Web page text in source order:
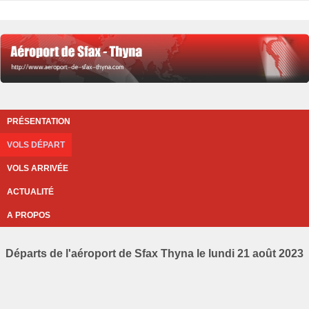
PRÉSENTATION
VOLS DÉPART
VOLS ARRIVÉE
ACTUALITÉ
A PROPOS
Départs de l'aéroport de Sfax Thyna le lundi 21 août 2023